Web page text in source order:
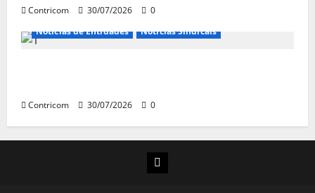
Contricom 30/07/2026
0
Notícias de Entidades
Notícias Sindicais
Contricom 30/07/2026 0
Instagram